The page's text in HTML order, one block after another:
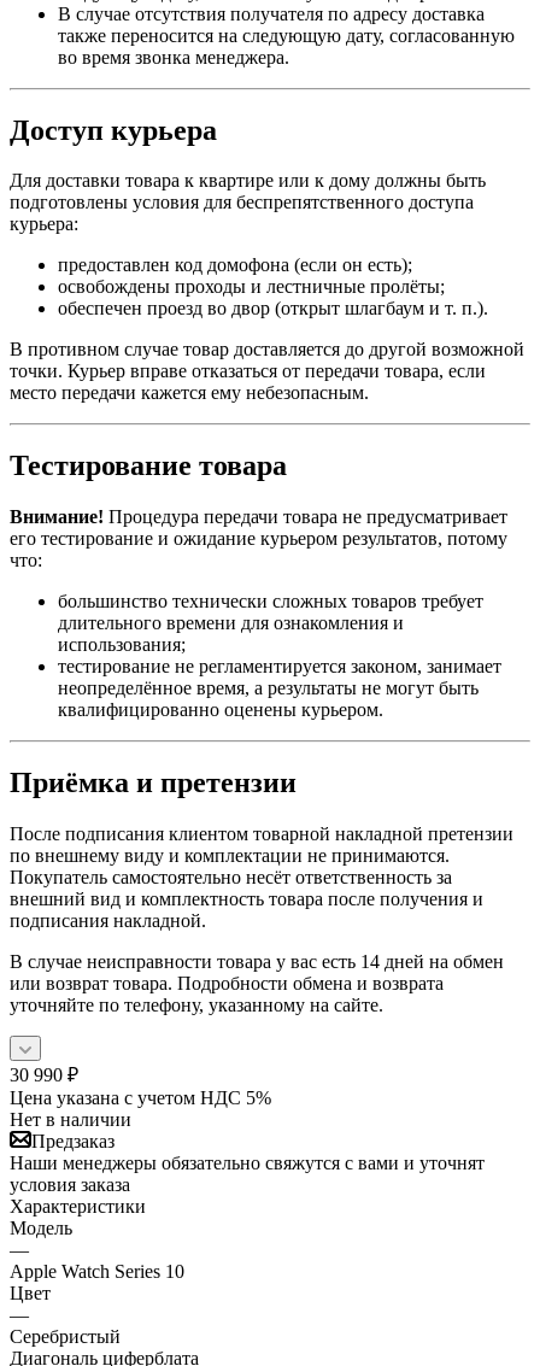
В случае отсутствия получателя по адресу доставка
также переносится на следующую дату, согласованную
во время звонка менеджера.
Доступ курьера
Для доставки товара к квартире или к дому должны быть
подготовлены условия для беспрепятственного доступа
курьера:
предоставлен код домофона (если он есть);
освобождены проходы и лестничные пролёты;
обеспечен проезд во двор (открыт шлагбаум и т. п.).
В противном случае товар доставляется до другой возможной
точки. Курьер вправе отказаться от передачи товара, если
место передачи кажется ему небезопасным.
Тестирование товара
Внимание! Процедура передачи товара не предусматривает
его тестирование и ожидание курьером результатов, потому
что:
большинство технически сложных товаров требует
длительного времени для ознакомления и
использования;
тестирование не регламентируется законом, занимает
неопределённое время, а результаты не могут быть
квалифицированно оценены курьером.
Приёмка и претензии
После подписания клиентом товарной накладной претензии
по внешнему виду и комплектации не принимаются.
Покупатель самостоятельно несёт ответственность за
внешний вид и комплектность товара после получения и
подписания накладной.
В случае неисправности товара у вас есть 14 дней на обмен
или возврат товара. Подробности обмена и возврата
уточняйте по телефону, указанному на сайте.
30 990 ₽
Цена указана с учетом НДС 5%
Нет в наличии
Предзаказ
Наши менеджеры обязательно свяжутся с вами и уточнят
условия заказа
Характеристики
Модель
—
Apple Watch Series 10
Цвет
—
Серебристый
Диагональ циферблата